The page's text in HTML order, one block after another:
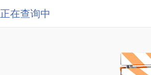
正在查询中